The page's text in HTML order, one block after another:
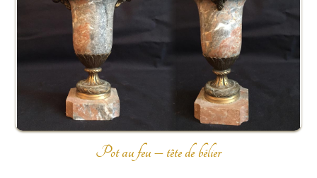
Pot au feu – tête de bélier